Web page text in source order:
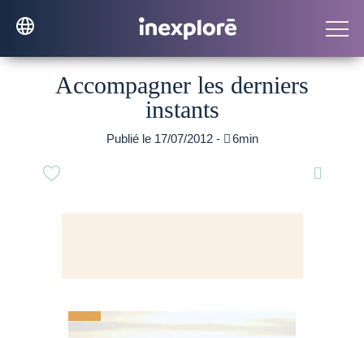
Accompagner les derniers
instants
Publié le 17/07/2012 - 6min
